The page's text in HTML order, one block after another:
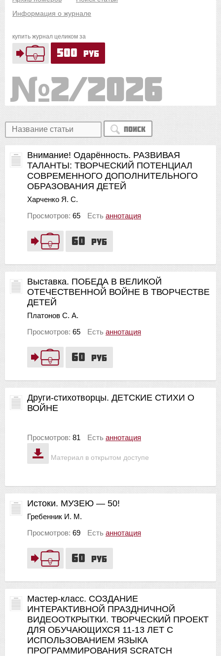
Информация о журнале
купить журнал целиком за
500 руб
2/2026
Поиск
60 руб
Внимание! Одарённость. РАЗВИВАЯ
ТАЛАНТЫ: ТВОРЧЕСКИЙ ПОТЕНЦИАЛ
СОВРЕМЕННОГО ДОПОЛНИТЕЛЬНОГО
ОБРАЗОВАНИЯ ДЕТЕЙ
Харченко Я. С.
Просмотров: 65 Есть аннотация
60 руб
Выставка. ПОБЕДА В ВЕЛИКОЙ
ОТЕЧЕСТВЕННОЙ ВОЙНЕ В ТВОРЧЕСТВЕ
ДЕТЕЙ
Платонов С. А.
Просмотров: 65 Есть аннотация
Материал в открытом доступе
Други-стихотворцы. ДЕТСКИЕ СТИХИ О
ВОЙНЕ
Просмотров: 81 Есть аннотация
60 руб
Истоки. МУЗЕЮ — 50!
Гребенник И. М.
Просмотров: 69 Есть аннотация
Мастер-класс. СОЗДАНИЕ
ИНТЕРАКТИВНОЙ ПРАЗДНИЧНОЙ
ВИДЕООТКРЫТКИ. ТВОРЧЕСКИЙ ПРОЕКТ
ДЛЯ ОБУЧАЮЩИХСЯ 11-13 ЛЕТ С
ИСПОЛЬЗОВАНИЕМ ЯЗЫКА
ПРОГРАММИРОВАНИЯ SCRATCH